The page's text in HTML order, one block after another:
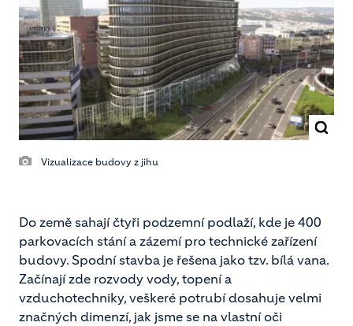
Vizualizace budovy z jihu
Do země sahají čtyři podzemní podlaží, kde je 400
parkovacích stání a zázemí pro technické zařízení
budovy. Spodní stavba je řešena jako tzv. bílá vana.
Začínají zde rozvody vody, topení a
vzduchotechniky, veškeré potrubí dosahuje velmi
značných dimenzí, jak jsme se na vlastní oči